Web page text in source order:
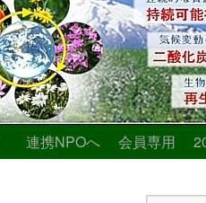
連携NPOへ 会員専用